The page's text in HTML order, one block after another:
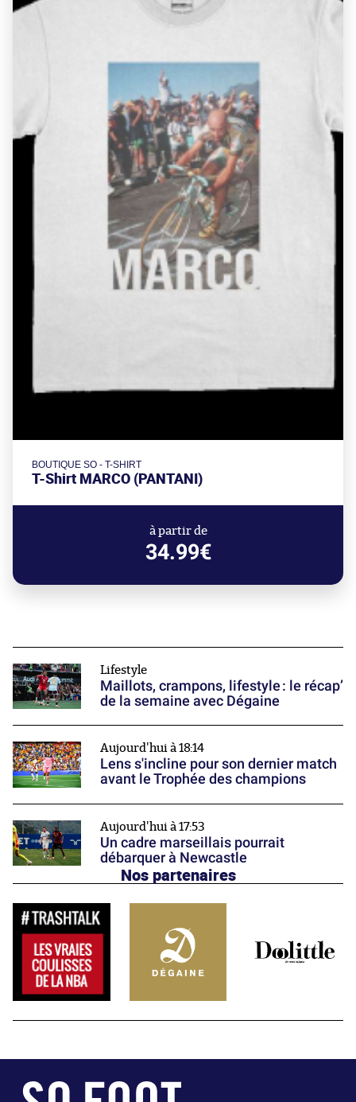
BOUTIQUE SO - T-SHIRT
T-Shirt MARCO (PANTANI)
à partir de
34.99€
Lifestyle
Maillots, crampons, lifestyle : le récap’
de la semaine avec Dégaine
Aujourd'hui à 18:14
Lens s'incline pour son dernier match
avant le Trophée des champions
Aujourd'hui à 17:53
Un cadre marseillais pourrait
débarquer à Newcastle
Nos partenaires